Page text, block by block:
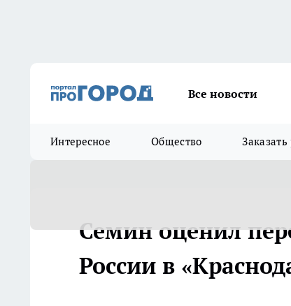
Все новости
Интересное Общество
Семин оценил
России в